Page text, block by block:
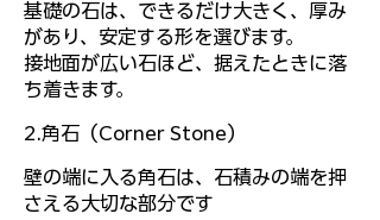
基礎の石は、できるだけ大きく、厚み
があり、安定する形を選びます。
接地面が広い石ほど、据えたときに落
ち着きます。
2.角石（Corner Stone）
壁の端に入る角石は、石積みの端を押
さえる大切な部分です